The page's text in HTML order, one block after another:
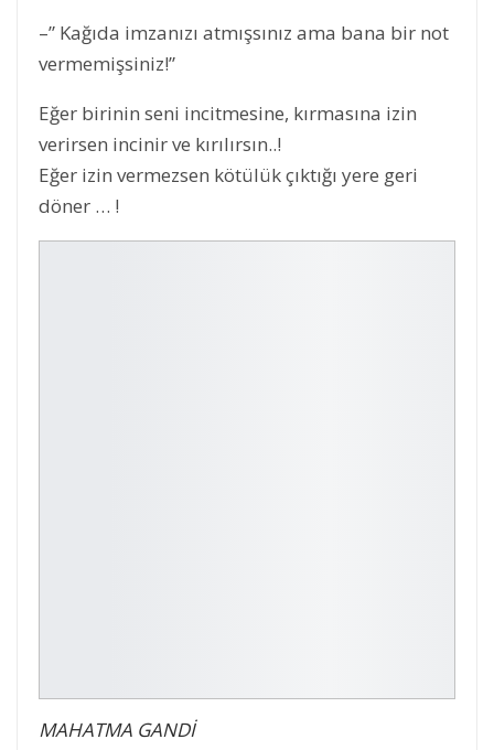
–” Kağıda imzanızı atmışsınız ama bana bir not
vermemişsiniz!”
Eğer birinin seni incitmesine, kırmasına izin
verirsen incinir ve kırılırsın..!
Eğer izin vermezsen kötülük çıktığı yere geri
döner … !
MAHATMA GANDİ